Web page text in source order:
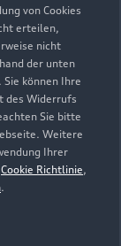
von Cookies
erteilen,
nicht
der unten
können Ihre
des Widerrufs
Sie bitte
Weitere
Ihrer
Cookie Richtlinie,
.